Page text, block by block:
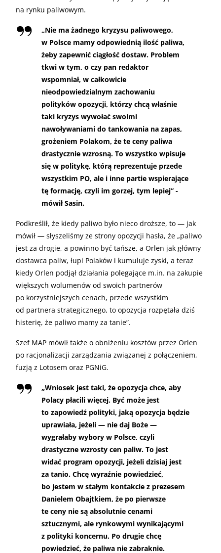
na rynku paliwowym.
„Nie ma żadnego kryzysu paliwowego,
w Polsce mamy odpowiednią ilość paliwa,
żeby zapewnić ciągłość dostaw. Problem
tkwi w tym, o czy pan redaktor
wspomniał, w całkowicie
nieodpowiedzialnym zachowaniu
polityków opozycji, którzy chcą właśnie
taki kryzys wywołać swoimi
nawoływaniami do tankowania na zapas,
grożeniem Polakom, że te ceny paliwa
drastycznie wzrosną. To wszystko wpisuje
się w politykę, którą reprezentuje przede
wszystkim PO, ale i inne partie wspierające
tę formację, czyli im gorzej, tym lepiej” -
mówił Sasin.
Podkreślił, że kiedy paliwo było nieco droższe, to — jak
mówił — słyszeliśmy ze strony opozycji hasła, że „paliwo
jest za drogie, a powinno być tańsze, a Orlen jak główny
dostawca paliw, łupi Polaków i kumuluje zyski, a teraz
kiedy Orlen podjął działania polegające m.in. na zakupie
większych wolumenów od swoich partnerów
po korzystniejszych cenach, przede wszystkim
od partnera strategicznego, to opozycja rozpętała dziś
histerię, że paliwo mamy za tanie”.
Szef MAP mówił także o obniżeniu kosztów przez Orlen
po racjonalizacji zarządzania związanej z połączeniem,
fuzją z Lotosem oraz PGNiG.
„Wniosek jest taki, że opozycja chce, aby
Polacy płacili więcej. Być może jest
to zapowiedź polityki, jaką opozycja będzie
uprawiała, jeżeli — nie daj Boże —
wygrałaby wybory w Polsce, czyli
drastyczne wzrosty cen paliw. To jest
widać program opozycji, jeżeli dzisiaj jest
za tanio. Chcę wyraźnie powiedzieć,
bo jestem w stałym kontakcie z prezesem
Danielem Obajtkiem, że po pierwsze
te ceny nie są absolutnie cenami
sztucznymi, ale rynkowymi wynikającymi
z polityki koncernu. Po drugie chcę
powiedzieć, że paliwa nie zabraknie.